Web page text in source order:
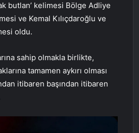
butlan’ kelimesi Bölge Adliye
ve Kemal Kılıçdaroğlu ve
oldu.
sahip olmakla birlikte,
tamamen aykırı olması
itibaren başından itibaren